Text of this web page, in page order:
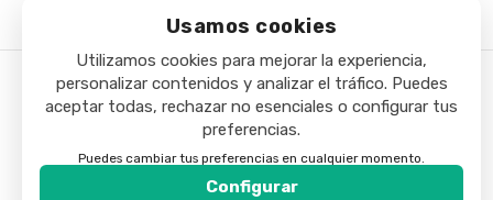
Usamos cookies
Utilizamos cookies para mejorar la experiencia,
personalizar contenidos y analizar el tráfico. Puedes
aceptar todas, rechazar no esenciales o configurar tus
preferencias.
Puedes cambiar tus preferencias en cualquier momento.
Configurar
Copyright © 2025 - Minibar24h.com. Todos los derechos
reservados.